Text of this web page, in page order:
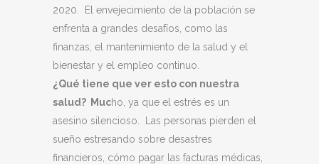
2020. El envejecimiento de la población se
enfrenta a grandes desafíos, como las
finanzas, el mantenimiento de la salud y el
bienestar y el empleo continuo.
¿Qué tiene que ver esto con nuestra
salud? Mucho, ya que el estrés es un
asesino silencioso. Las personas pierden el
sueño estresando sobre desastres
financieros, cómo pagar las facturas médicas,